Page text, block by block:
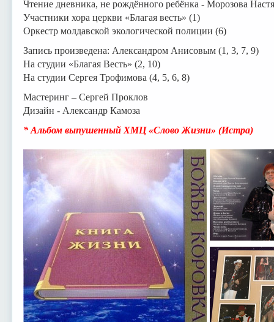
Чтение дневника, не рождённого ребёнка - Морозова
Участники хора церкви «Благая весть» (1)
Оркестр молдавской экологической полиции (6)
Запись произведена: Александром Анисовым (1, 3, 7, 9)
На студии «Благая Весть» (2, 10)
На студии Сергея Трофимова (4, 5, 6, 8)
Мастеринг – Сергей Проклов
Дизайн - Александр Камоза
* Альбом выпушенный ХМЦ «Слово Жизни» (Истра)